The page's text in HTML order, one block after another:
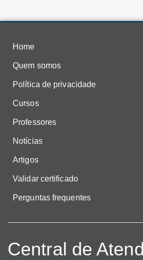
Home
Quem somos
Política de privacidade
Cursos
Professores
Notícias
Artigos
Validar certificado
Perguntas frequentes
Central de